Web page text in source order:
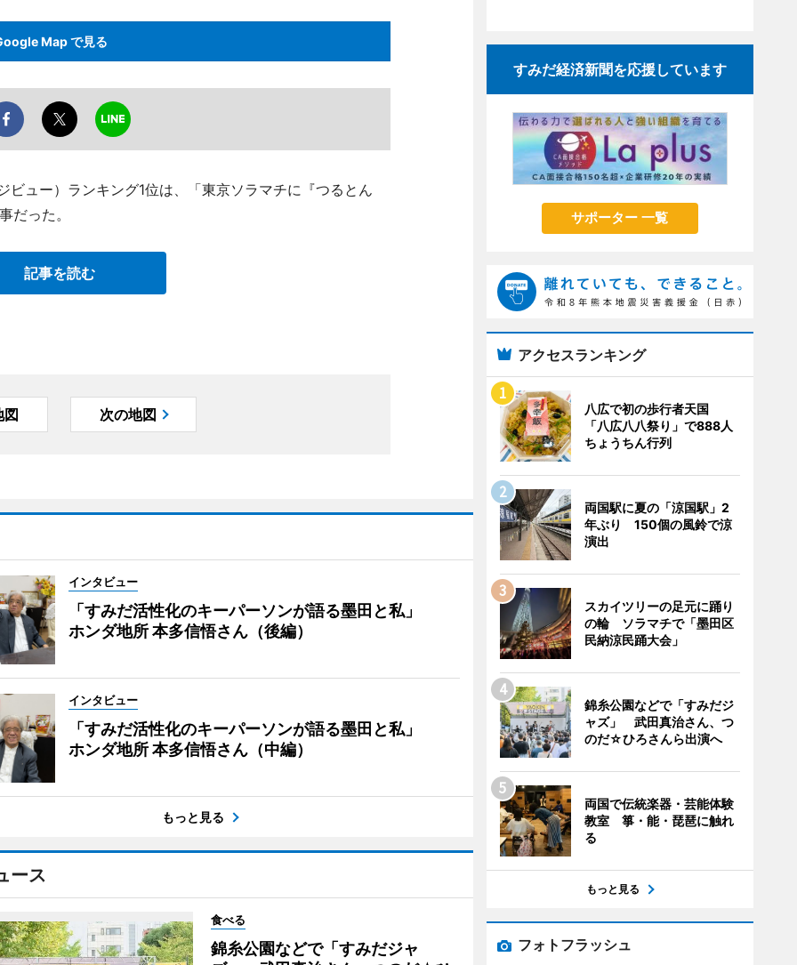
Map で見る
ュー）ランキング1位は、「東京ソラマチに『つるとん
だった。
記事を読む
図 次の地図
インタビュー
「すみだ活性化のキーパーソンが語る墨田と私」
ホンダ地所 本多信悟さん（後編）
インタビュー
「すみだ活性化のキーパーソンが語る墨田と私」
ホンダ地所 本多信悟さん（中編）
もっと見る
ース
食べる
錦糸公園などで「すみだジャ
すみだ経済新聞を応援しています
サポーター 一覧
アクセスランキング
八広で初の歩行者天国
「八広八八祭り」で888人
ちょうちん行列
両国駅に夏の「涼国駅」2
年ぶり 150個の風鈴で涼
演出
スカイツリーの足元に踊り
の輪 ソラマチで「墨田区
民納涼民踊大会」
錦糸公園などで「すみだジ
ャズ」 武田真治さん、つ
のだ☆ひろさんら出演へ
両国で伝統楽器・芸能体験
教室 箏・能・琵琶に触れ
る
もっと見る
フォトフラッシュ